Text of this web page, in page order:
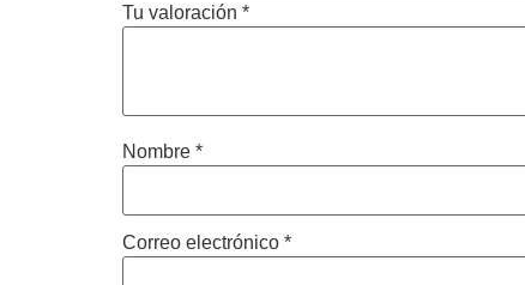
Tu valoración *
Nombre *
Correo electrónico *